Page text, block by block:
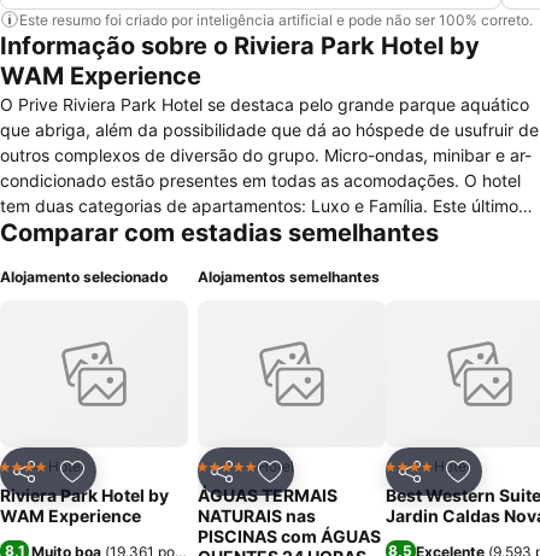
Este resumo foi criado por inteligência artificial e pode não ser 100% correto.
Informação sobre o Riviera Park Hotel by
WAM Experience
O Prive Riviera Park Hotel se destaca pelo grande parque aquático
que abriga, além da possibilidade que dá ao hóspede de usufruir de
outros complexos de diversão do grupo. Micro-ondas, minibar e ar-
condicionado estão presentes em todas as acomodações. O hotel
tem duas categorias de apartamentos: Luxo e Família. Este último
tem um cômodo extra. A estrutura da propriedade inclui clube
públicas. Há, inclusive, um espaço dedicado aos animais de
são restaurantes anexos à propriedade: todos se encontram em um
raio de até 200 metros. Juntamente com a Cafeteria Riviera, eles
formam a estrutura gastronômica à disposição dos visitantes. O
o Water Park, a 250. Já até o Náutico Praia Clube são necessários
20 minutos de carro.
Comparar com estadias semelhantes
Alojamento selecionado
PartilharAdicionar aos favoritos
4 EstrelasHotel
Riviera Park Hotel by
WAM Experience
8,1 Muito boa (19.361 pontuações)
Alojamentos semelhantes
PartilharAdicionar aos favoritos
5 EstrelasHotel
ÁGUAS TERMAIS
NATURAIS nas
PISCINAS com ÁGUAS
Partilhar
4 EstrelasHotel
Best Western
Jardin Caldas
8,5 Excelente (9.593